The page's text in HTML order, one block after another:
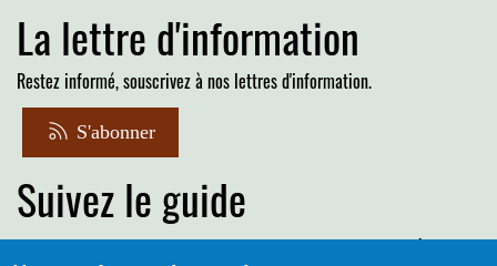
La lettre d'information
Restez informé, souscrivez à nos lettres d'information.
S'abonner
Suivez le guide
Informations sur l'utilisation de votre compte adhérent